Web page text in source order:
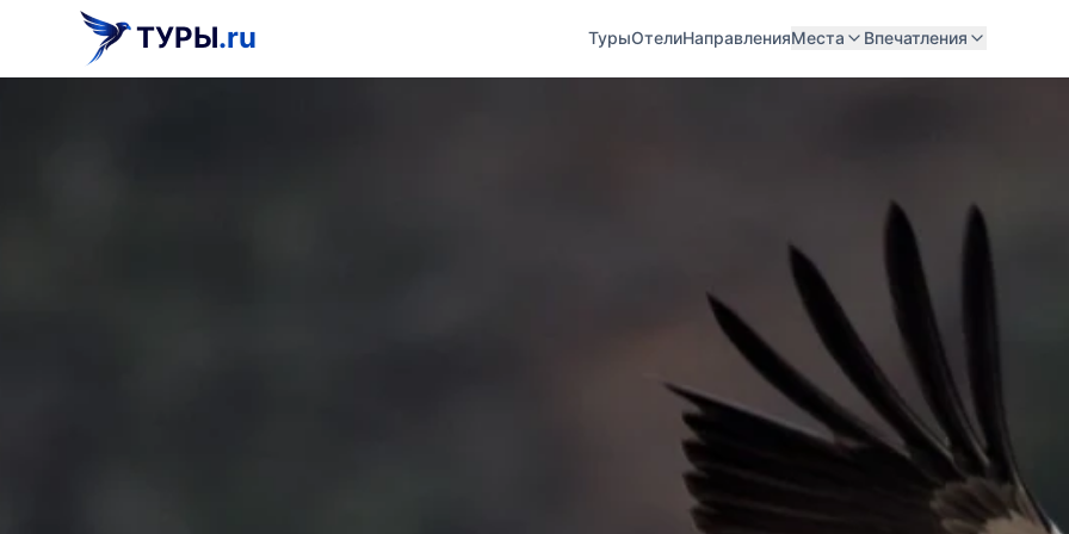
ТУРЫ.ru ТурыОтелиНаправленияМеста Впечатления